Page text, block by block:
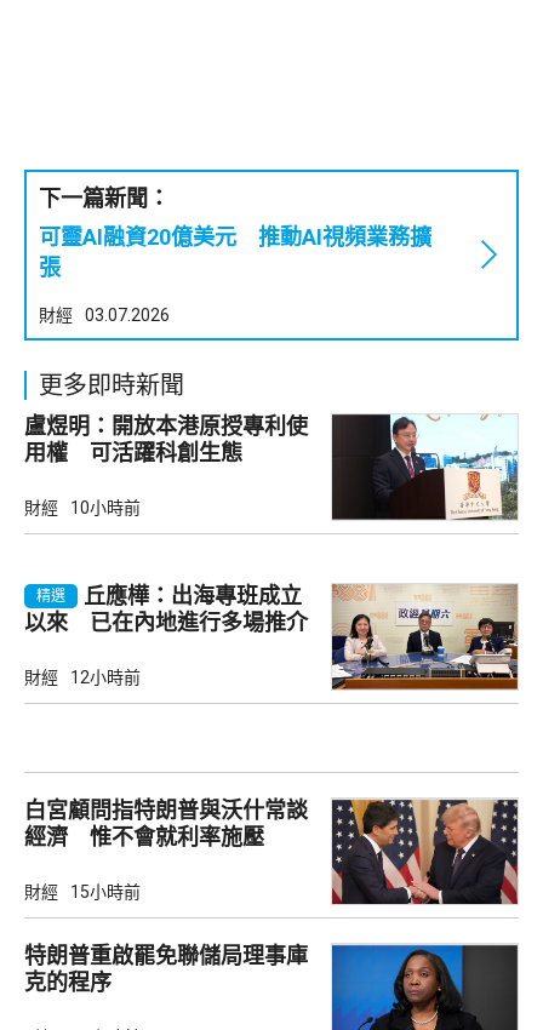
下一篇新聞：
可靈AI融資20億美元 推動AI視頻業務擴
張
財經 03.07.2026
更多即時新聞
盧煜明：開放本港原授專利使
用權 可活躍科創生態
財經 10小時前
精選
丘應樺：出海專班成立
以來 已在內地進行多場推介
財經 12小時前
白宮顧問指特朗普與沃什常談
經濟 惟不會就利率施壓
財經 15小時前
特朗普重啟罷免聯儲局理事庫
克的程序